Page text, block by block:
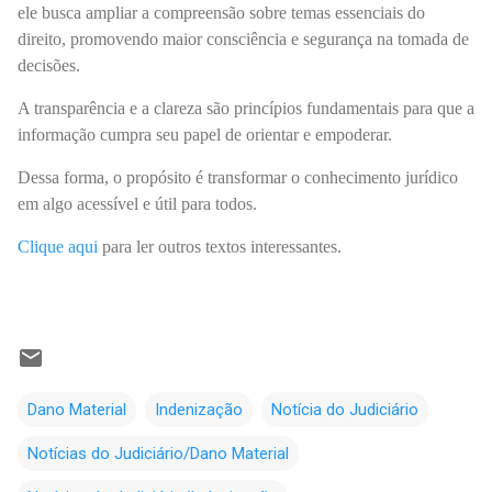
ele busca ampliar a compreensão sobre temas essenciais do
direito, promovendo maior consciência e segurança na tomada de
decisões.
A transparência e a clareza são princípios fundamentais para que a
informação cumpra seu papel de orientar e empoderar.
Dessa forma, o propósito é transformar o conhecimento jurídico
em algo acessível e útil para todos.
Clique aqui para ler outros textos interessantes.
Dano Material Indenização Notícia do Judiciário
Notícias do Judiciário/Dano Material